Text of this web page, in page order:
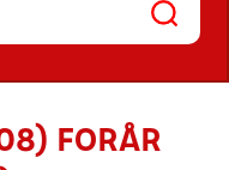
FORÅR